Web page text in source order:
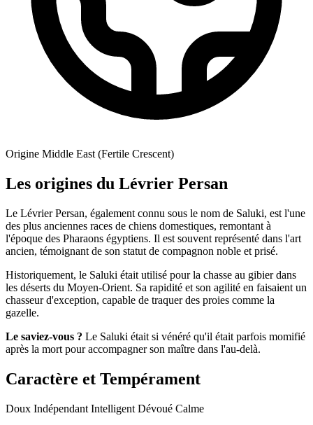
Origine Middle East (Fertile Crescent)
Les origines du Lévrier Persan
Le Lévrier Persan, également connu sous le nom de Saluki, est l'une
des plus anciennes races de chiens domestiques, remontant à
l'époque des Pharaons égyptiens. Il est souvent représenté dans l'art
ancien, témoignant de son statut de compagnon noble et prisé.
Historiquement, le Saluki était utilisé pour la chasse au gibier dans
les déserts du Moyen-Orient. Sa rapidité et son agilité en faisaient un
chasseur d'exception, capable de traquer des proies comme la
gazelle.
Le saviez-vous ? Le Saluki était si vénéré qu'il était parfois momifié
après la mort pour accompagner son maître dans l'au-delà.
Caractère et Tempérament
Doux Indépendant Intelligent Dévoué Calme